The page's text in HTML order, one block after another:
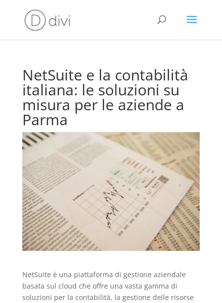
NetSuite e la contabilità
italiana: le soluzioni su
misura per le aziende a
Parma
NetSuite è una piattaforma di gestione aziendale
basata sul cloud che offre una vasta gamma di
soluzioni per la contabilità, la gestione delle risorse